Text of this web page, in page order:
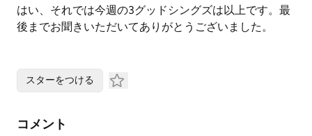
はい、それでは今週の3グッドシングズは以上です。最
後までお聞きいただいてありがとうございました。
スターをつける
コメント